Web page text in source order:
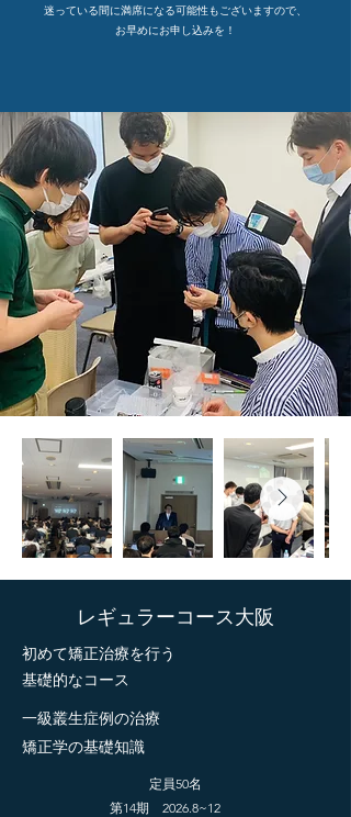
迷っている間に満席になる可能性もございますので、
お早めにお申し込みを！
​レギュラーコース大阪
初めて矯正治療を行う
​基礎的なコース
一級叢生症例の治療
​矯正学の基礎知識
定員50名​
​第14期 2026.8~12​